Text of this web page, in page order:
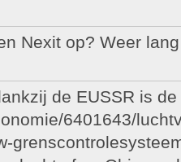
Nexit op? Weer
de EUSSR is de
6401643/